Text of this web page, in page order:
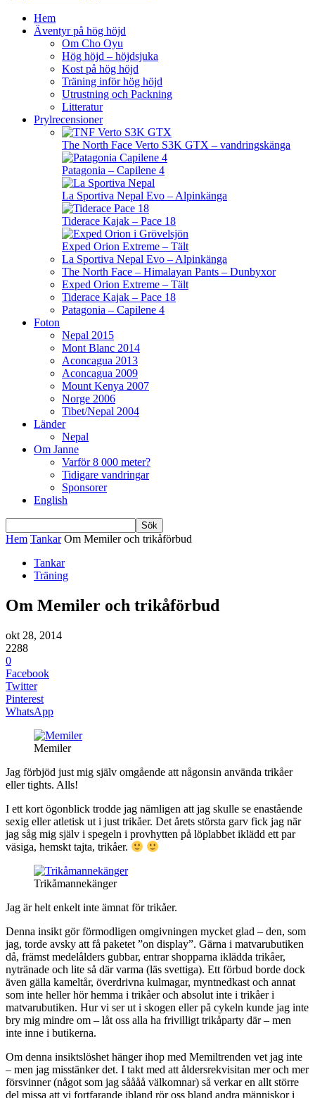
Hem
Äventyr på hög höjd
Om Cho Oyu
Hög höjd – höjdsjuka
Kost på hög höjd
Träning inför hög höjd
Utrustning och Packning
Litteratur
Prylrecensioner
The North Face Verto S3K GTX – vandringskänga
Patagonia – Capilene 4
La Sportiva Nepal Evo – Alpinkänga
Tiderace Kajak – Pace 18
Exped Orion Extreme – Tält
La Sportiva Nepal Evo – Alpinkänga
The North Face – Himalayan Pants – Dunbyxor
Exped Orion Extreme – Tält
Tiderace Kajak – Pace 18
Patagonia – Capilene 4
Foton
Nepal 2015
Mont Blanc 2014
Aconcagua 2013
Aconcagua 2009
Mount Kenya 2007
Norge 2006
Tibet/Nepal 2004
Länder
Nepal
Om Janne
Varför 8 000 meter?
Tidigare vandringar
Sponsorer
English
Hem Tankar Om Memiler och trikåförbud
Tankar
Träning
Om Memiler och trikåförbud
okt 28, 2014
2288
0
Facebook
Twitter
Pinterest
WhatsApp
Memiler
Jag förbjöd just mig själv omgående att någonsin använda trikåer
eller tights. Alls!
I ett kort ögonblick trodde jag nämligen att jag skulle se enastående
sexig eller atletisk ut i just trikåer. Det årets största garv fick jag när
jag såg mig själv i spegeln i provhytten på löplabbet iklädd ett par
väsiga, hemskt tajta, trikåer.
Trikåmannekänger
Jag är helt enkelt inte ämnat för trikåer.
Denna insikt gör förmodligen omgivningen mycket glad – den, som
jag, torde avsky att få paketet ”on display”. Gärna i matvarubutiken
då, främst medelålders gubbar, entrar shopparna iklädda trikåer,
nytränade och lite så där varma (läs svettiga). Ett förbud borde dock
även gälla kameltår, överdrivna kulmagar, myntnedkast och annat
som inte heller hör hemma i trikåer och absolut inte i trikåer i
matvarubutiken. Hur vi ser ut i skogen eller på cykeln kunde jag inte
bry mig mindre om – låt oss alla ha frivilligt trikåparty där – men
inte inne i butikerna.
Om denna insiktslöshet hänger ihop med Memiltrenden vet jag inte
– men jag misstänker det. I takt med att åldersrekvisitan mer och mer
försvinner (något som jag såååå välkomnar) så verkar en allt större
del missa att vi fortfarande ibland rör oss bland andra människor i